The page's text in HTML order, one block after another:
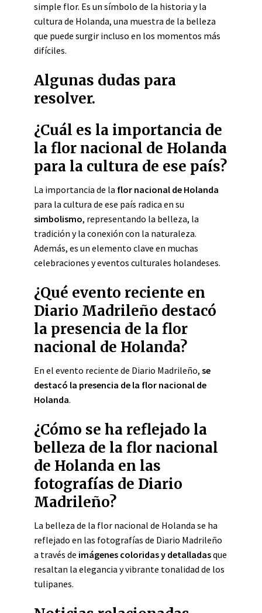
simple flor. Es un símbolo de la historia y la
cultura de Holanda, una muestra de la belleza
que puede surgir incluso en los momentos más
difíciles.
Algunas dudas para
resolver.
¿Cuál es la importancia de
la flor nacional de Holanda
para la cultura de ese país?
La importancia de la flor nacional de Holanda
para la cultura de ese país radica en su
simbolismo, representando la belleza, la
tradición y la conexión con la naturaleza.
Además, es un elemento clave en muchas
celebraciones y eventos culturales holandeses.
¿Qué evento reciente en
Diario Madrileño destacó
la presencia de la flor
nacional de Holanda?
En el evento reciente de Diario Madrileño, se
destacó la presencia de la flor nacional de
Holanda.
¿Cómo se ha reflejado la
belleza de la flor nacional
de Holanda en las
fotografías de Diario
Madrileño?
La belleza de la flor nacional de Holanda se ha
reflejado en las fotografías de Diario Madrileño
a través de imágenes coloridas y detalladasque
resaltan la elegancia y vibrante tonalidad de los
tulipanes.